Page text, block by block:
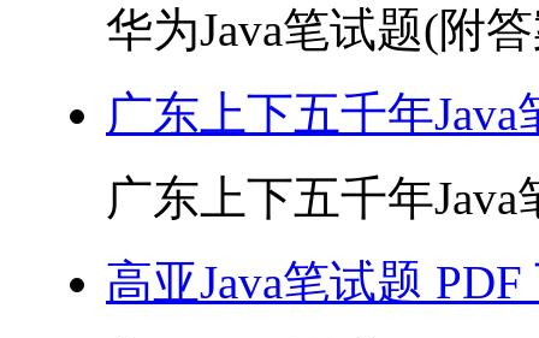
华为Java笔试题(附
广东上下五千年
广东上下五千年
高亚Java笔试题 PDF